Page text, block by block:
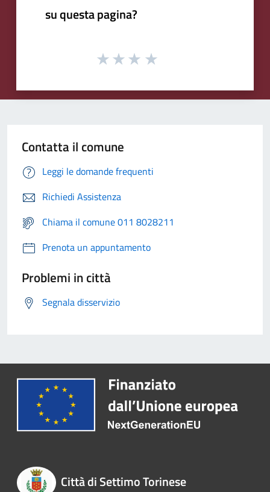
su questa pagina?
Contatta il comune
Leggi le domande frequenti
Richiedi Assistenza
Chiama il comune 011 8028211
Prenota un appuntamento
Problemi in città
Segnala disservizio
Città di Settimo Torinese